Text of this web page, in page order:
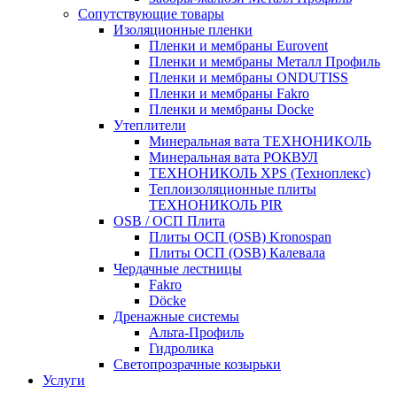
Сопутствующие товары
Изоляционные пленки
Пленки и мембраны Eurovent
Пленки и мембраны Металл Профиль
Пленки и мембраны ONDUTISS
Пленки и мембраны Fakro
Пленки и мембраны Docke
Утеплители
Минеральная вата ТЕХНОНИКОЛЬ
Минеральная вата РОКВУЛ
ТЕХНОНИКОЛЬ XPS (Техноплекс)
Теплоизоляционные плиты
ТЕХНОНИКОЛЬ PIR
OSB / ОСП Плита
Плиты ОСП (OSB) Kronospan
Плиты ОСП (OSB) Калевала
Чердачные лестницы
Fakro
Döcke
Дренажные системы
Альта-Профиль
Гидролика
Светопрозрачные козырьки
Услуги